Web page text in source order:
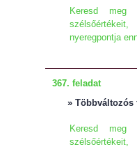
Keresd meg
nyeregpontja
367. feladat
» Többváltozós
Keresd meg